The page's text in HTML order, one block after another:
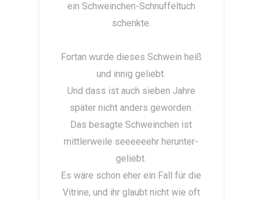
ein Schweinchen-Schnuffeltuch
schenkte.
Fortan wurde dieses Schwein heiß
und innig geliebt.
Und dass ist auch sieben Jahre
später nicht anders geworden.
Das besagte Schweinchen ist
mittlerweile seeeeeehr herunter-
geliebt.
Es wäre schon eher ein Fall für die
Vitrine, und ihr glaubt nicht wie oft